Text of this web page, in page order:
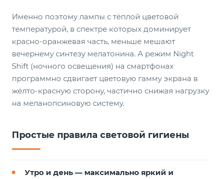
Именно поэтому лампы с тёплой цветовой
температурой, в спектре которых доминирует
красно-оранжевая часть, меньше мешают
вечернему синтезу мелатонина. А режим Night
Shift (ночного освещения) на смартфонах
программно сдвигает цветовую гамму экрана в
жёлто-красную сторону, частично снижая нагрузку
на меланопсиновую систему.
Простые правила световой гигиены
Утро и день — максимально яркий и